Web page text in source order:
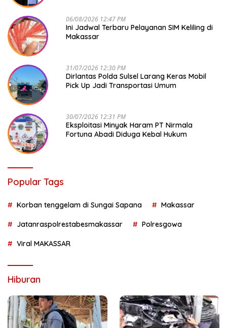
06/08/2026 12:47 PM
Ini Jadwal Terbaru Pelayanan SIM Keliling di
Makassar
31/07/2026 12:30 PM
Dirlantas Polda Sulsel Larang Keras Mobil
Pick Up Jadi Transportasi Umum
30/07/2026 12:31 PM
Eksploitasi Minyak Haram PT Nirmala
Fortuna Abadi Diduga Kebal Hukum
Popular Tags
Korban tenggelam di Sungai Sapana Makassar
Jatanraspolrestabesmakassar Polresgowa
Viral MAKASSAR
Hiburan